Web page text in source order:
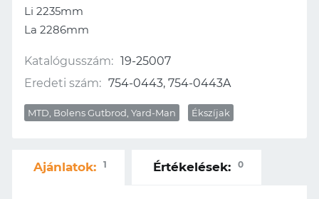
Li 2235mm
La 2286mm
Katalógusszám: 19-25007
Eredeti szám: 754-0443, 754-0443A
MTD, Bolens Gutbrod, Yard-Man Ékszíjak
Ajánlatok: 1 Értékelések: 0